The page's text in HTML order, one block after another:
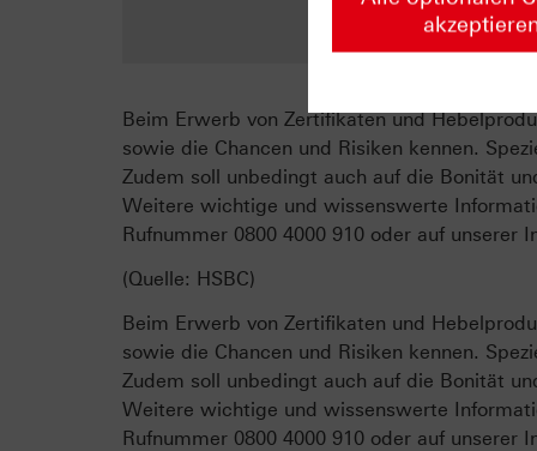
Beim Erwerb von Zertifikaten und
sowie die Chancen und Risiken kennen.
Zudem soll unbedingt auch auf die Bonität
Weitere wichtige und wissenswerte
Rufnummer 0800 4000 910 oder auf
(Quelle: HSBC)
Beim Erwerb von Zertifikaten und
sowie die Chancen und Risiken kennen.
Zudem soll unbedingt auch auf die Bonität
Weitere wichtige und wissenswerte
Rufnummer 0800 4000 910 oder auf